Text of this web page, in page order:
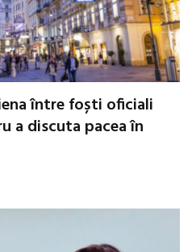
între foști oficiali
a discuta pacea în